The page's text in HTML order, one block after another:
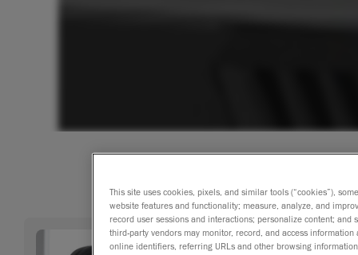
This site uses cookies, pixels, and similar tools (“cookies”),
website features and functionality; measure, analyze, and
record user sessions and interactions; personalize content;
third-party vendors may monitor, record, and access
online identifiers, referring URLs and other browsing